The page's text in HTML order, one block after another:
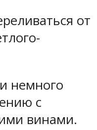
от
немного
с
винами.